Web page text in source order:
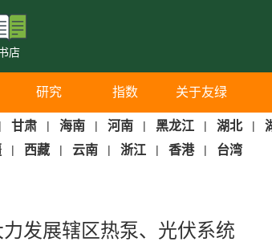
店
研究 指数 关于友绿
| 甘肃 | 海南 | 河南 | 黑龙江 | 湖北 |
| 西藏 | 云南 | 浙江 | 香港 |
台湾
发展辖区热泵、光伏系统